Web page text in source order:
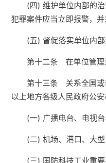
(四) 维护单位内部的
犯罪案件应当立即报警，
(五) 督促落实单位内
第十二条 在单位管理
第十三条 关系全国或
以上地方各级人民政府公
(一) 广播电台、电视台
(二) 机场、港口、大型
(三) 国防科技工业重要